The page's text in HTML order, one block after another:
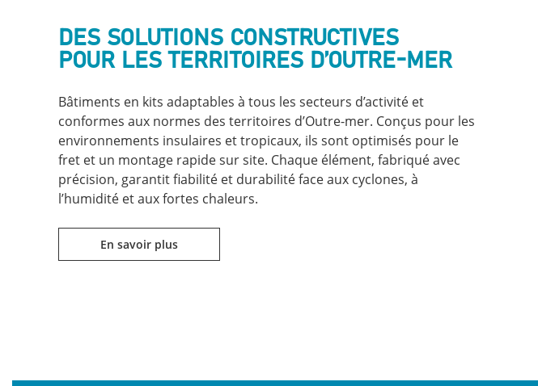
DES SOLUTIONS CONSTRUCTIVES
POUR LES TERRITOIRES D’OUTRE-MER
Bâtiments en kits adaptables à tous les secteurs d’activité et
conformes aux normes des territoires d’Outre-mer. Conçus pour les
environnements insulaires et tropicaux, ils sont optimisés pour le
fret et un montage rapide sur site. Chaque élément, fabriqué avec
précision, garantit fiabilité et durabilité face aux cyclones, à
l’humidité et aux fortes chaleurs.
En savoir plus